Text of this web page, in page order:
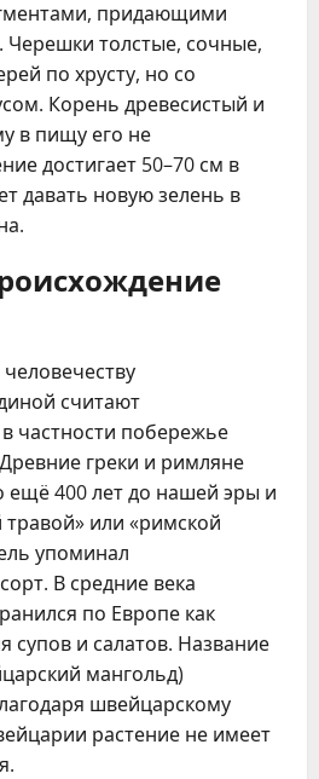
придающими
толстые, сочные,
по хрусту, но со
Корень древесистый и
в пищу его не
достигает 50–70 см в
давать новую зелень в
считают
частности побережье
греки и римляне
ещё 400 лет до нашей эры и
или «римской
упоминал
В средние века
по Европе как
супов и салатов. Название
мангольд)
швейцарскому
растение не имеет